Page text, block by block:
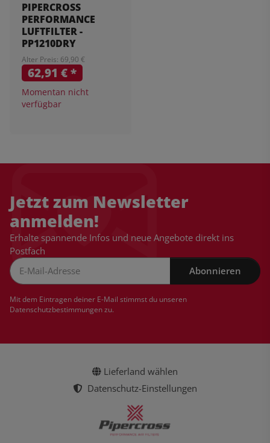
PIPERCROSS
PERFORMANCE
LUFTFILTER -
PP1210DRY
Alter Preis: 69,90 €
62,91 €*
Momentan nicht
verfügbar
Jetzt zum Newsletter
anmelden!
Erhalte spannende Infos und neue Angebote direkt ins
Postfach
Abonnieren
Mit dem Eintragen deiner E-Mail stimmst du unseren
Datenschutzbestimmungenzu.
Lieferland wählen
Datenschutz-Einstellungen